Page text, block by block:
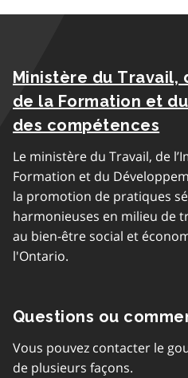
Ministère du Travail,
de la Formation et
des compétences
Le ministère du Travail, de
Formation et du
la promotion de pratiques
harmonieuses en milieu de
au bien-être social et
l'Ontario.
Questions ou
Vous pouvez contacter le
de plusieurs façons.